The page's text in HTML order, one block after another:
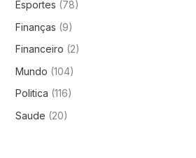
Esportes (78)
Finanças (9)
Financeiro (2)
Mundo (104)
Politica (116)
Saude (20)